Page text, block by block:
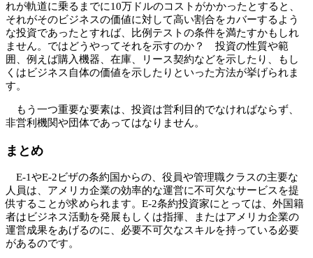
れが軌道に乗るまでに10万ドルのコストがかかったとすると、
それがそのビジネスの価値に対して高い割合をカバーするよう
な投資であったとすれば、比例テストの条件を満たすかもしれ
ません。ではどうやってそれを示すのか？ 投資の性質や範
囲、例えば購入機器、在庫、リース契約などを示したり、もし
くはビジネス自体の価値を示したりといった方法が挙げられま
す。
もう一つ重要な要素は、投資は営利目的でなければならず、
非営利機関や団体であってはなりません。
まとめ
E-1やE-2ビザの条約国からの、役員や管理職クラスの主要な
人員は、アメリカ企業の効率的な運営に不可欠なサービスを提
供することが求められます。E-2条約投資家にとっては、外国籍
者はビジネス活動を発展もしくは指揮、またはアメリカ企業の
運営成果をあげるのに、必要不可欠なスキルを持っている必要
があるのです。